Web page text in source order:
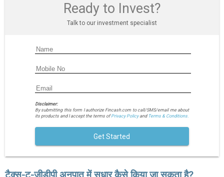
Ready to Invest?
Talk to our investment specialist
Disclaimer:
By submitting this form I authorize Fincash.com to call/SMS/email me about
its products and I accept the terms ofPrivacy Policyand Terms & Conditions.
Get Started
टैक्स-टू-जीडीपी अनुपात में सुधार कैसे किया जा सकता है?